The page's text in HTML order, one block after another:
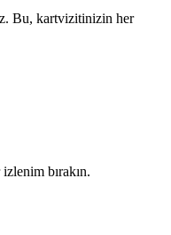
Bu, kartvizitinizin her
bırakın.